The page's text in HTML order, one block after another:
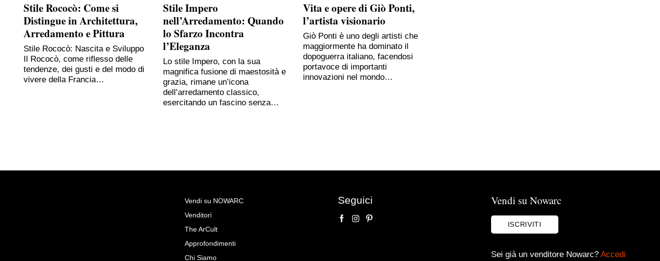
Stile Rococò: Come si
Distingue in Architettura,
Arredamento e Pittura
Stile Rococò: Nascita e Sviluppo
Il Rococò, come riflesso delle
tendenze, dei gusti e del modo di
vivere della Francia…
Stile Impero
nell’Arredamento: Quando
lo Sfarzo Incontra
l’Eleganza
Lo stile Impero, con la sua
magnifica fusione di maestosità e
grazia, rimane un’icona
dell’arredamento classico,
esercitando un fascino senza…
Vita e opere di Giò Ponti,
l’artista visionario
Giò Ponti è uno degli artisti che
maggiormente ha dominato il
dopoguerra italiano, facendosi
portavoce di importanti
innovazioni nel mondo…
Richiedi Maggiori Info su
Ribalta Luigi XVI del 700 provenienza Rolo
Andrea Bertinato
Vendi su NOWARC
Venditori
The ArCult
Approfondimenti
Chi Siamo
Seguici Vendi su Nowarc
ISCRIVITI
Sei già un venditore Nowarc? Accedi